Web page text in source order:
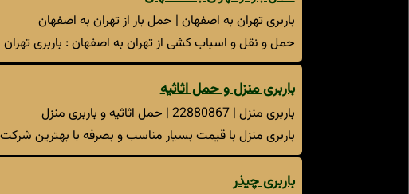
باربری تهران به اصفهان | حمل بار از تهران به اصفهان
حمل و نقل و اسباب کشی از تهران به اصفهان : باربری
باربری منزل و حمل اثاثیه
باربری منزل | 22880867 | حمل اثاثیه و باربری منزل
باربری منزل با قیمت بسیار مناسب و بصرفه با بهترین
باربری چیذر